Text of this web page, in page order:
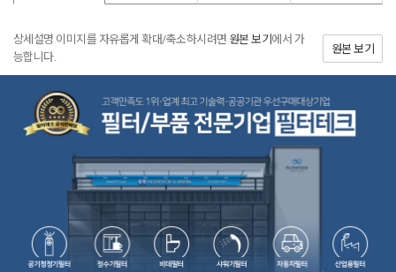
상세설명 이미지를 자유롭게 확대/축소하시려면 원본 보기 에서 가
능합니다.
원본 보기